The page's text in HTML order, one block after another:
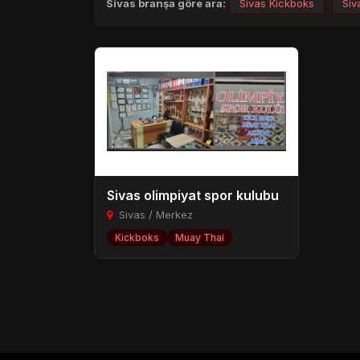
Sivas branşa göre ara: Sivas Kickboks
Sivas olimpiyat spor kulubu
Sivas / Merkez
Kickboks Muay Thai